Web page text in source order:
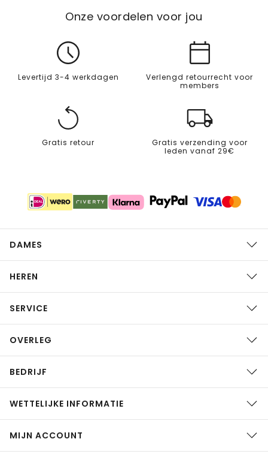
Onze voordelen voor jou
Levertijd 3-4 werkdagen
Verlengd retourrecht voor
members
Gratis retour
Gratis verzending voor
leden vanaf 29€
DAMES
HEREN
SERVICE
OVERLEG
BEDRIJF
WETTELIJKE INFORMATIE
MIJN ACCOUNT